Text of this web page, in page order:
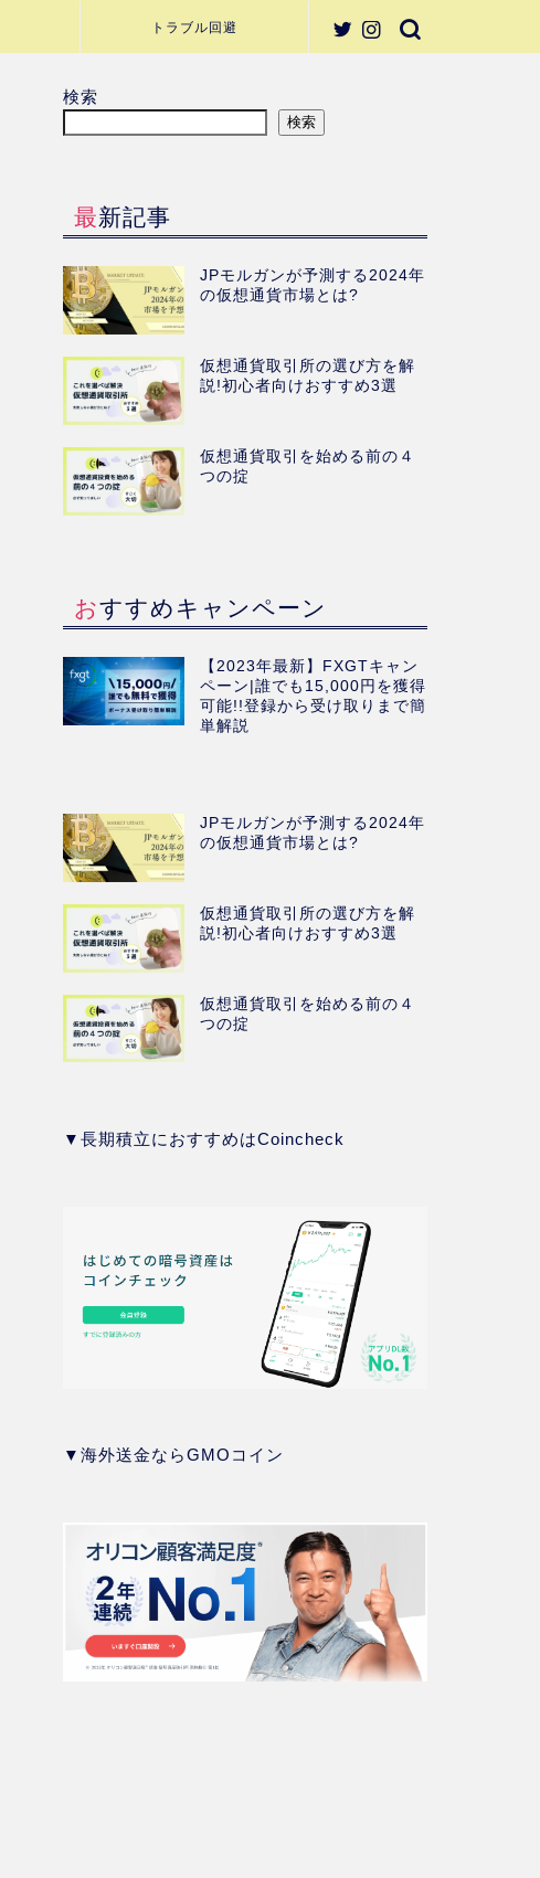
トラブル回避
検索
検索
最新記事
JPモルガンが予測する2024年
の仮想通貨市場とは?
仮想通貨取引所の選び方を解
説!初心者向けおすすめ3選
仮想通貨取引を始める前の４
つの掟
おすすめキャンペーン
【2023年最新】FXGTキャン
ペーン|誰でも15,000円を獲得
可能!!登録から受け取りまで簡
単解説
JPモルガンが予測する2024年
の仮想通貨市場とは?
仮想通貨取引所の選び方を解
説!初心者向けおすすめ3選
仮想通貨取引を始める前の４
つの掟
▼長期積立におすすめはCoincheck
▼海外送金ならGMOコイン